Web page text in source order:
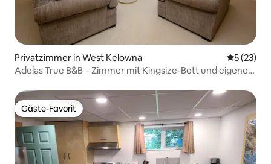
Privatzimmer in West Kelowna
5 (23)
Adelas True B&B – Zimmer mit Kingsize-Bett und eigenem
Gäste-Favorit
Gäste-Favorit